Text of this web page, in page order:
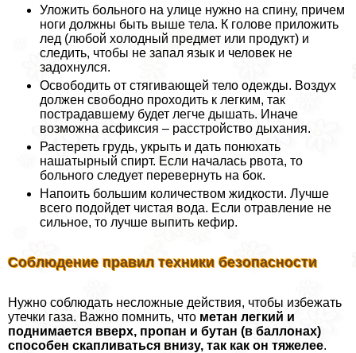
Уложить больного на улице нужно на спину, причем
ноги должны быть выше тела. К голове приложить
лед (любой холодный предмет или продукт) и
следить, чтобы не запал язык и человек не
задохнулся.
Освободить от стягивающей тело одежды. Воздух
должен свободно проходить к легким, так
пострадавшему будет легче дышать. Иначе
возможна асфиксия – расстройство дыхания.
Растереть гpyдь, укрыть и дать понюхать
нашатырный спирт. Если началась рвота, то
больного следует перевернуть на бок.
Напоить большим количеством жидкости. Лучше
всего подойдет чистая вода. Если отравление не
сильное, то лучше выпить кефир.
Соблюдение правил техники безопасности
Нужно соблюдать несложные действия, чтобы избежать
утечки газа. Важно помнить, что метан легкий и
поднимается вверх, пропан и бутан (в баллонах)
способен скапливаться внизу, так как он тяжелее.